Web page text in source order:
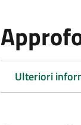
Ulteriori